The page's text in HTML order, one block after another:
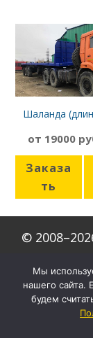
Шаланда
от 19000
Заказа
ть
©
Мы
нашего сайта.
будем